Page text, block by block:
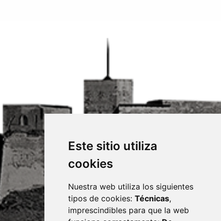
Este sitio utiliza
cookies
Nuestra web utiliza los siguientes
tipos de cookies: Técnicas,
imprescindibles para que la web